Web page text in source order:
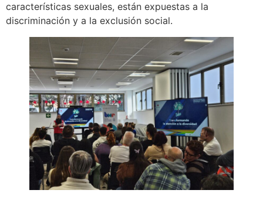
características sexuales, están expuestas a la
discriminación y a la exclusión social.